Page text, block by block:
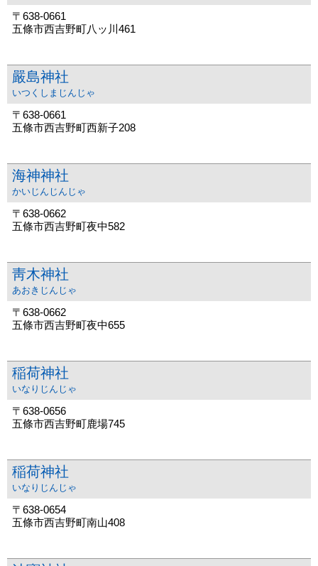
〒638-0661
五條市西吉野町八ッ川461
嚴島神社
いつくしまじんじゃ
〒638-0661
五條市西吉野町西新子208
海神神社
かいじんじんじゃ
〒638-0662
五條市西吉野町夜中582
靑木神社
あおきじんじゃ
〒638-0662
五條市西吉野町夜中655
稲荷神社
いなりじんじゃ
〒638-0656
五條市西吉野町鹿場745
稲荷神社
いなりじんじゃ
〒638-0654
五條市西吉野町南山408